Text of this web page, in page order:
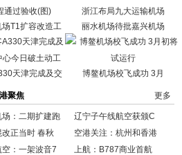
场T1扩容改造工 丽水机场待批嘉兴机场
天津完成及交 博鳌机场校飞成功 3月
聚焦 更多
场：二期扩建跑
辽宁子午线航空获颁C
正当时 春秋
空港关注：杭州和香港
空：一架波音7
上航：B787商业首航